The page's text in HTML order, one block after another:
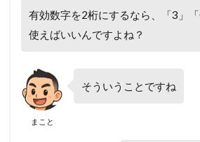
有効数字を2桁にするなら、「3」
使えばいいんですよね？
まこと
そういうことですね